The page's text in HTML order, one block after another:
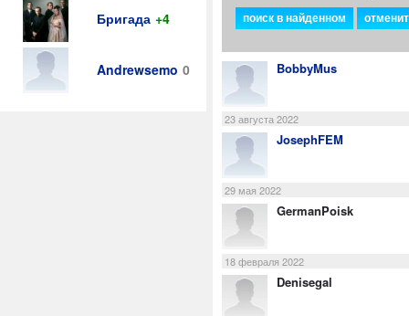
BobbyMus
23 августа 2022
JosephFEM
29 мая 2022
GermanPoisk
18 февраля 2022
Denisegal
Бригада +4
Andrewsemo 0